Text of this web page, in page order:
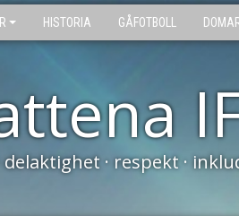
HISTORIA GÅFOTBOLL
delaktighet · respekt ·